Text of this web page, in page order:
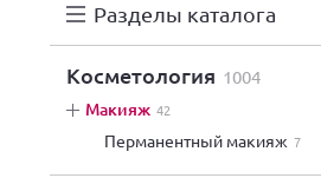
Разделы каталога
косметология 1004
макияж 42
перманентный макияж 7